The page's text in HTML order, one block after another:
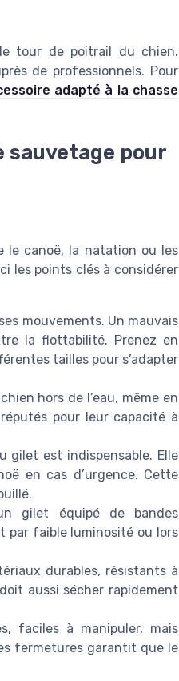
tour de poitrail du chien.
de professionnels. Pour
adapté à la chasse
sauvetage pour
le canoë, la natation ou les
les points clés à considérer
mouvements. Un mauvais
la flottabilité. Prenez en
tailles pour s’adapter
hors de l’eau, même en
pour leur capacité à
gilet est indispensable. Elle
en cas d’urgence. Cette
gilet équipé de bandes
par faible luminosité ou lors
durables, résistants à
aussi sécher rapidement
faciles à manipuler, mais
fermetures garantit que le